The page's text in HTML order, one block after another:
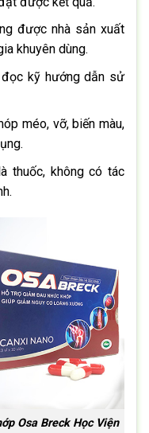
được nhà sản xuất
khuyên dùng.
kỹ hướng dẫn sử
méo, vỡ, biến màu,
thuốc, không có tác
Osa Breck Học Viện